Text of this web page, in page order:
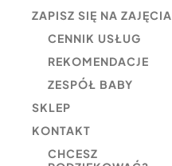
ZAPISZ SIĘ NA ZAJĘCIA
CENNIK USŁUG
REKOMENDACJE
ZESPÓŁ BABY
SKLEP
KONTAKT
CHCESZ